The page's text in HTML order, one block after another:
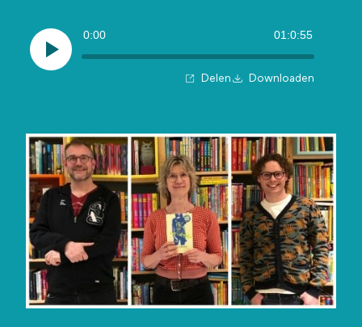
0:00 01:0:55
Delen Downloaden